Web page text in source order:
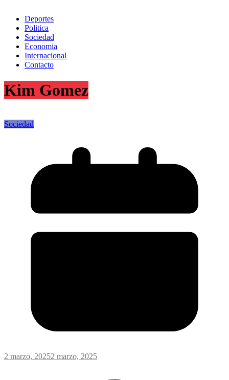
Deportes
Politica
Sociedad
Economia
Internacional
Contacto
Kim Gomez
Sociedad
2 marzo, 20252 marzo, 2025